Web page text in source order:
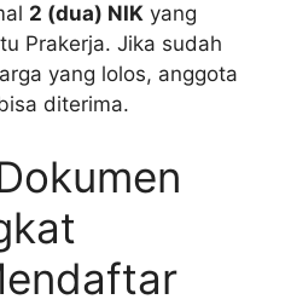
2 (dua) NIK yang
Prakerja. Jika sudah
yang lolos, anggota
diterima.